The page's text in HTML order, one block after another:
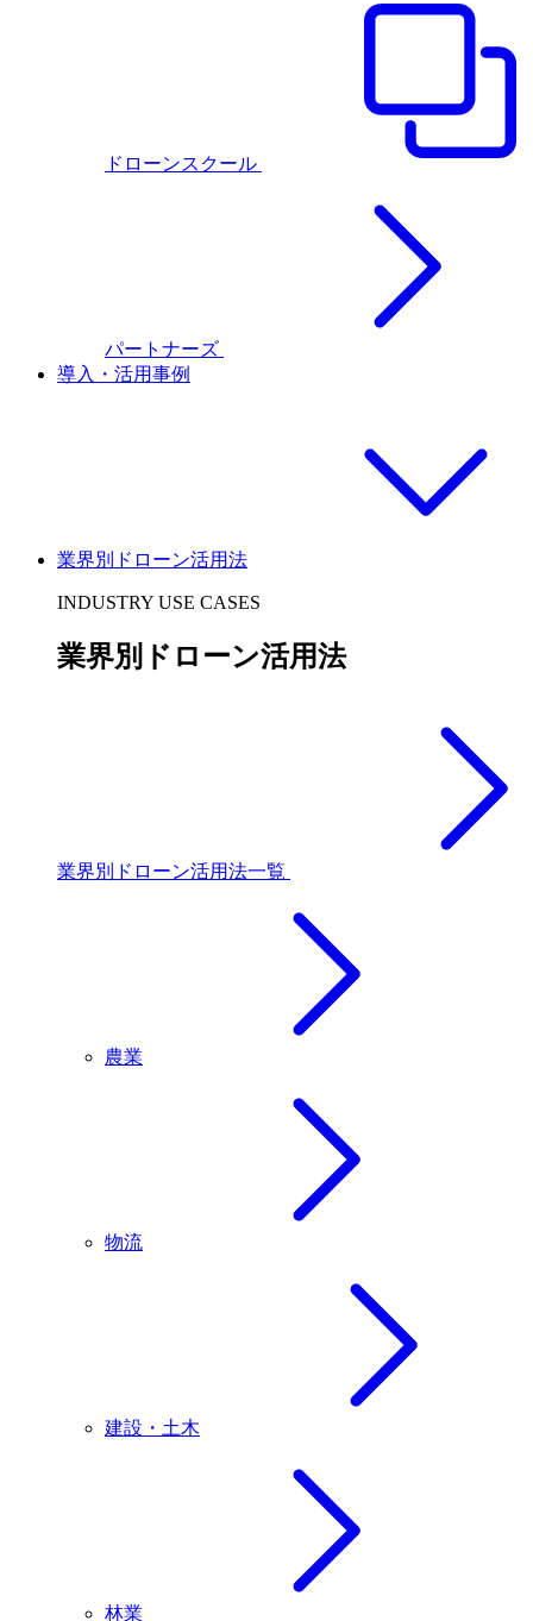
ドローンスクール
パートナーズ
導入・活用事例
業界別ドローン活用法
INDUSTRY USE CASES
業界別ドローン活用法
業界別ドローン活用法一覧
農業
物流
建設・土木
林業